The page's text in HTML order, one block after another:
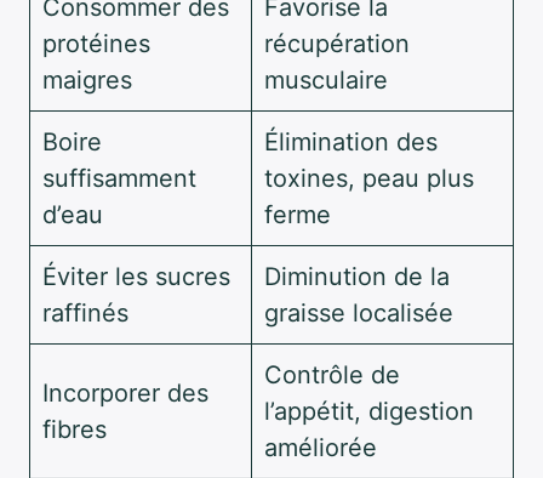
Consommer des
protéines
maigres
Favorise la
récupération
musculaire
Boire
suffisamment
d’eau
Élimination des
toxines, peau plus
ferme
Éviter les sucres
raffinés
Diminution de la
graisse localisée
Incorporer des
fibres
Contrôle de
l’appétit, digestion
améliorée